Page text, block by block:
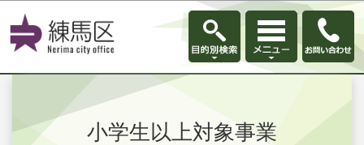
このページの本文へ移動
小学生以上対象事業